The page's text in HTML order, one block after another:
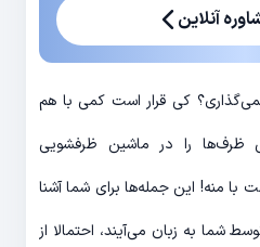
آنلاین
کی قرار است کمی با هم
ظرف‌ها را در ماشین ظرفشویی
منه! این جمله‌ها برای شما آشنا
شما به زبان می‌آیند، احتمالا از